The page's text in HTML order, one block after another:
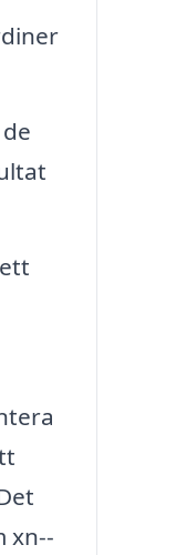
xn--